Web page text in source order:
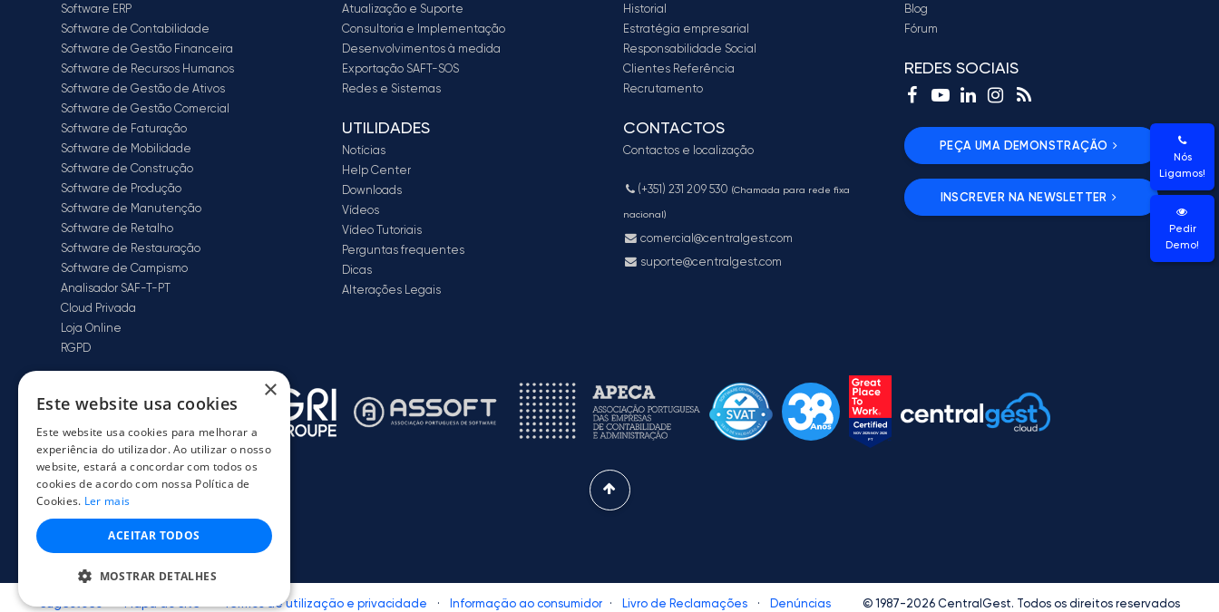
Nós
Ligamos!
Pedir
Demo!
Software ERP
Software de Contabilidade
Software de Gestão Financeira
Software de Recursos Humanos
Software de Gestão de Ativos
Software de Gestão Comercial
Software de Faturação
Software de Mobilidade
Software de Construção
Software de Produção
Software de Manutenção
Software de Retalho
Software de Restauração
Software de Campismo
Analisador SAF-T-PT
Cloud Privada
Loja Online
RGPD
Atualização e Suporte
Consultoria e Implementação
Desenvolvimentos à medida
Exportação SAFT-SOS
Redes e Sistemas
UTILIDADES
Notícias
Help Center
Downloads
Vídeos
Vídeo Tutoriais
Perguntas frequentes
Dicas
Alterações Legais
Historial
Estratégia empresarial
Responsabilidade Social
Clientes Referência
Recrutamento
CONTACTOS
Contactos e localização
(+351) 231 209 530 (Chamada para rede fixa
nacional)
comercial@centralgest.com
suporte@centralgest.com
Blog
Fórum
REDES SOCIAIS
PEÇA UMA DEMONSTRAÇÃO
INSCREVER NA NEWSLETTER
Sugestões · Mapa do Site · Termos de utilização e privacidade · Informação ao consumidor · Livro de Reclamações · Denúncias © 1987-2026 CentralGest. Todos os direitos reservados
×
Este website usa cookies
Este website usa cookies para melhorar a
experiência do utilizador. Ao utilizar o nosso
website, estará a concordar com todos os
cookies de acordo com nossa Política de
Cookies. Ler mais
ACEITAR TODOS
MOSTRAR DETALHES